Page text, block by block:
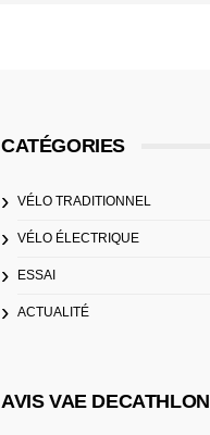
CATÉGORIES
VÉLO TRADITIONNEL
VÉLO ÉLECTRIQUE
ESSAI
ACTUALITÉ
AVIS VAE DECATHLON